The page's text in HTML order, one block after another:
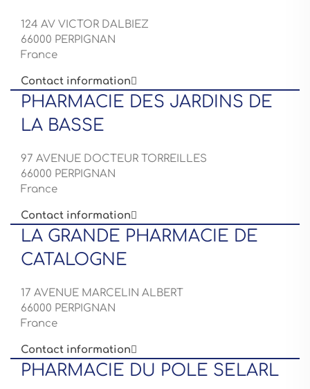
124 AV VICTOR DALBIEZ
66000 PERPIGNAN
France
Contact information
PHARMACIE DES JARDINS DE
LA BASSE
97 AVENUE DOCTEUR TORREILLES
66000 PERPIGNAN
France
Contact information
LA GRANDE PHARMACIE DE
CATALOGNE
17 AVENUE MARCELIN ALBERT
66000 PERPIGNAN
France
Contact information
PHARMACIE DU POLE SELARL